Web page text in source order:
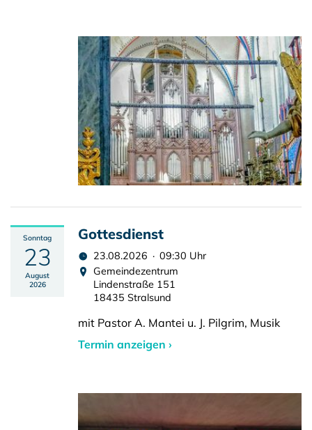
Sonntag
23
August
2026
Gottesdienst
23.08.2026 · 09:30 Uhr
Gemeindezentrum
Lindenstraße 151
18435 Stralsund
mit Pastor A. Mantei u. J. Pilgrim, Musik
Termin anzeigen ›